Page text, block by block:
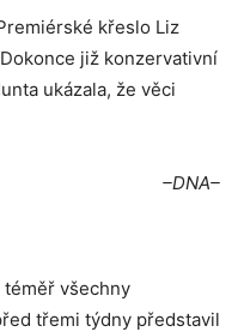
křeslo Liz
již konzervativní
ukázala, že věci
–DNA–
téměř všechny
třemi týdny představil